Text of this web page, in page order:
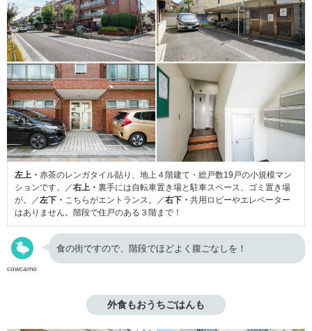
左上・ 赤茶のレンガタイル貼り、地上４階建て・総戸数19戸の小規模マン
ションです。／右上・ 裏手には自転車置き場と駐車スペース、ゴミ置き場
が。／左下・ こちらがエントランス。／右下・ 共用ロビーやエレベーター
はありません。階段で住戸のある３階まで！
cowcamo
食の街ですので、階段でほどよく腹ごなしを！
外食もおうちごはんも